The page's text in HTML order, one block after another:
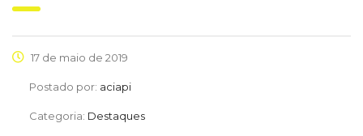
17 de maio de 2019
Postado por: aciapi
Categoria: Destaques